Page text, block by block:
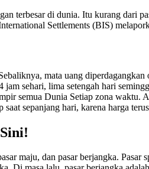
terbesar di dunia. Itu kurang dari
Settlements (BIS)
mata uang
sehari, lima setengah hari
semua Dunia Setiap zona waktu.
sepanjang hari, karena harga
maju, dan pasar berjangka.